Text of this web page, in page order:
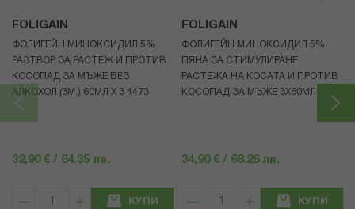
FOLIGAIN
ФОЛИГЕЙН МИНОКСИДИЛ 5%
РАЗТВОР ЗА РАСТЕЖ И ПРОТИВ
КОСОПАД ЗА МЪЖЕ БЕЗ
АЛКОХОЛ (3М.) 60МЛ X 3 4473
32,90 € / 64.35 лв.
КУПИ
FOLIGAIN
ФОЛИГЕЙН МИНОКСИДИЛ 5%
ПЯНА ЗА СТИМУЛИРАНЕ
РАСТЕЖА НА КОСАТА И ПРОТИВ
КОСОПАД ЗА МЪЖЕ 3X60МЛ 4472
34,90 € / 68.26 лв.
КУПИ